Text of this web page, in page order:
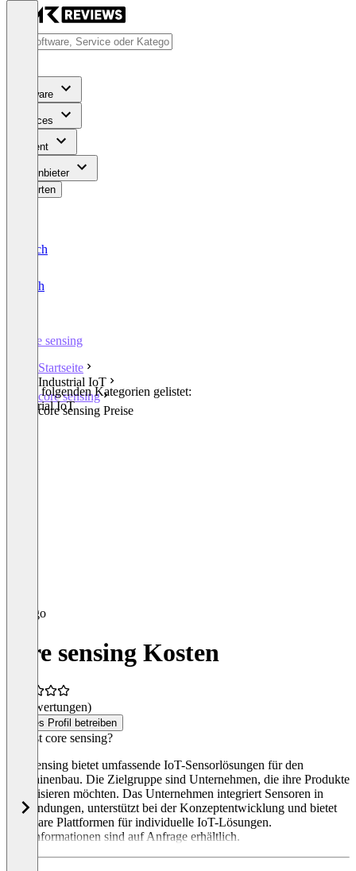
Software
Services
Content
Für Anbieter
Bewerten
Deutsch
English
core sensing
Startseite
Industrial IoT
core sensing
core sensing Preise
In den folgenden Kategorien gelistet:
Industrial IoT
core sensing Kosten
(0 Bewertungen)
Dieses Profil betreiben
Was ist core sensing?
core sensing bietet umfassende IoT-Sensorlösungen für den
Maschinenbau. Die Zielgruppe sind Unternehmen, die ihre Produkte
digitalisieren möchten. Das Unternehmen integriert Sensoren in
Anwendungen, unterstützt bei der Konzeptentwicklung und bietet
modulare Plattformen für individuelle IoT-Lösungen.
Preisinformationen sind auf Anfrage erhältlich.